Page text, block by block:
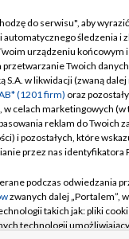
TVP
TVP
Cyfrowa
Regulamin TVP
Polityka prywatności
Moje zgody
Pomoc
Kontakt
do serwisu", aby
śledzenia i
urządzeniu końcowym i
Twoich
S.A. w likwidacji (zwaną dalej
(1201 firm) oraz
, w celach marketingowych (w
reklam do Twoich
i pozostałych, które
przez nas identyfikatora
podczas odwiedzania
zwanych dalej „Portalem”,
takich jak: pliki
technologii